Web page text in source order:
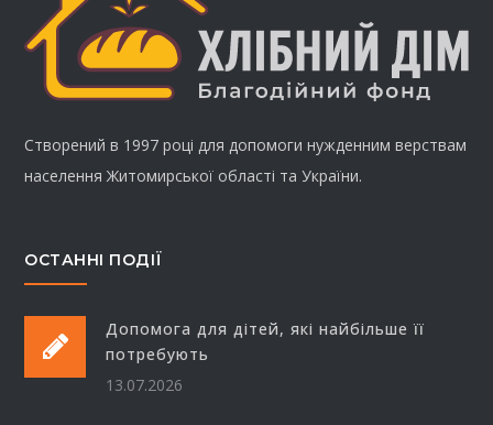
Створений в 1997 році для допомоги нужденним верствам
населення Житомирської області та України.
ОСТАННІ ПОДІЇ
Допомога для дітей, які найбільше її
потребують
13.07.2026